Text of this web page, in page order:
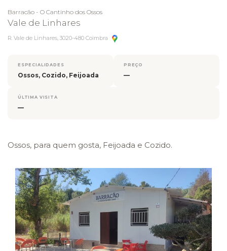
Barracão - O Cantinho dos Ossos
Vale de Linhares
R. Vale de Linhares, 3020-480 Coimbra
ESPECIALIDADES
Ossos, Cozido, Feijoada
PREÇO
—
ÚLTIMA VISITA
—
Ossos, para quem gosta, Feijoada e Cozido.